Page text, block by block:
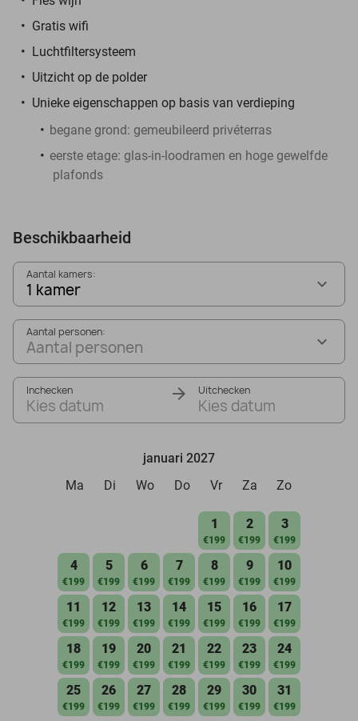
Gratis wifi
Luchtfiltersysteem
Uitzicht op de polder
Unieke eigenschappen op basis van verdieping
begane grond: gemeubileerd privéterras
eerste etage: glas-in-loodramen en hoge gewelfde
plafonds
Beschikbaarheid
Aantal kamers:
1 kamer
Aantal personen:
Aantal personen
Inchecken
Kies datum
Uitchecken
Kies datum
januari 2027
Ma
Di Wo Do Vr Za Zo
1
€199
2
€199
3
€199
4
€199
5
€199
6
€199
7
€199
8
€199
9
€199
10
€199
11
€199
12
€199
13
€199
14
€199
15
€199
16
€199
17
€199
18
€199
19
€199
20
€199
21
€199
22
€199
23
€199
24
€199
25
€199
26
€199
27
€199
28
€199
29
€199
30
€199
31
€199